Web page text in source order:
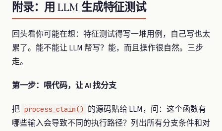
附录：用 LLM 生成特征测试
回头看你可能在想：特征测试得写一堆用例，自己写也太
累了。能不能让 LLM 帮写？能，而且操作很自然。三步
走。
第一步：喂代码，让 AI 找分支
把 process_claim()
的源码贴给 LLM，问：这个函数有
哪些输入会导致不同的执行路径？列出所有分支条件和对